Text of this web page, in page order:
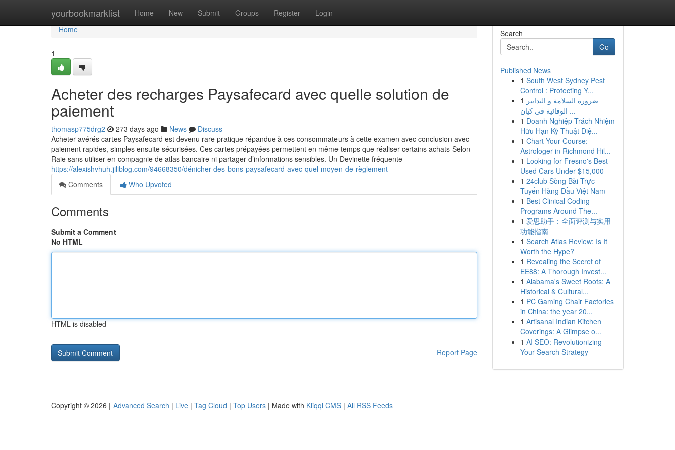
yourbookmarklist Home New Submit Groups Register Login
Home
Home
1
Acheter des recharges Paysafecard avec quelle solution de
paiement
thomasp775drg2 273 days ago News
Discuss
Acheter avérés cartes Paysafecard est devenu rare pratique répandue à ces consommateurs à cette examen avec conclusion avec
paiement rapides, simples ensuite sécurisées. Ces cartes prépayées permettent en même temps que réaliser certains achats Selon
Raie sans utiliser en compagnie de atlas bancaire ni partager d’informations sensibles. Un Devinette fréquente
https://alexishvhuh.jiliblog.com/94668350/dénicher-des-bons-paysafecard-avec-quel-moyen-de-règlement
Comments
Who Upvoted
Comments
Submit a Comment
No HTML
HTML is disabled
Report Page
Search
Go
Published News
1 South West Sydney Pest
Control : Protecting Y...
1 ضرورة السلامة و التدابير
الوقائية في كيان ...
1 Doanh Nghiệp Trách Nhiệm
Hữu Hạn Kỹ Thuật Điệ...
1 Chart Your Course:
Astrologer in Richmond Hil...
1 Looking for Fresno's Best
Used Cars Under $15,000
1 24club Sòng Bài Trực
Tuyến Hàng Đầu Việt Nam
1 Best Clinical Coding
Programs Around The...
1 爱思助手：全面评测与实用
功能指南
1 Search Atlas Review: Is It
Worth the Hype?
1 Revealing the Secret of
EE88: A Thorough Invest...
1 Alabama's Sweet Roots: A
Historical & Cultural...
1 PC Gaming Chair Factories
in China: the year 20...
1 Artisanal Indian Kitchen
Coverings: A Glimpse o...
1 AI SEO: Revolutionizing
Your Search Strategy
Copyright © 2026 | Advanced Search | Live | Tag Cloud | Top Users | Made with Kliqqi CMS | All RSS Feeds